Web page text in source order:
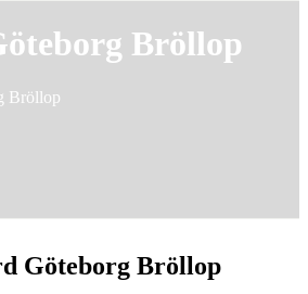
Bröllop
Bröllop
Göteborg Bröllop